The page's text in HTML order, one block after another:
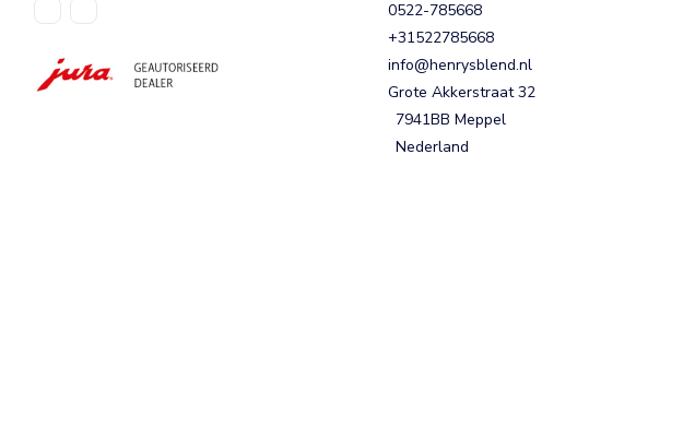
0522-785668
+31522785668
info@henrysblend.nl
Grote Akkerstraat 32
7941BB Meppel
Nederland